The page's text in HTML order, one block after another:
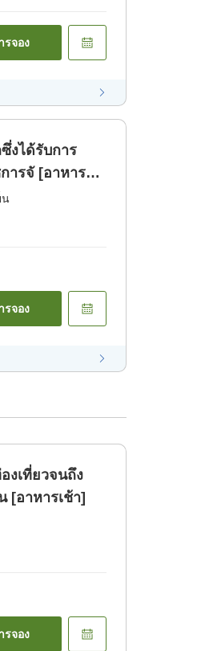
รจอง
งได้รับการ
ารจั [อาหาร
น
รจอง
งเที่ยวจนถึง
[อาหารเช้า]
รจอง